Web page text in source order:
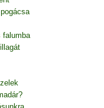
falumba